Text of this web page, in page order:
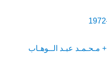
أم كــلثـــوم 1904 – 1975 + مـحـمـد عبـد الــوهـاب